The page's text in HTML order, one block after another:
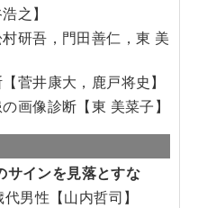
之】
研吾，門田善仁，東 美
菅井康大，鹿戸将史】
画像診断【東 美菜子】
インを見落とすな
男性【山内哲司】